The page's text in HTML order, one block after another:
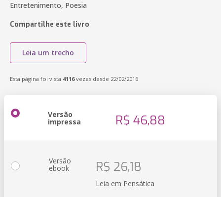
Entretenimento, Poesia
Compartilhe este livro
Leia um trecho
Esta página foi vista 4116vezes desde 22/02/2016
Versão
impressa R$ 46,88
Versão
ebook R$ 26,18
Leia em Pensática